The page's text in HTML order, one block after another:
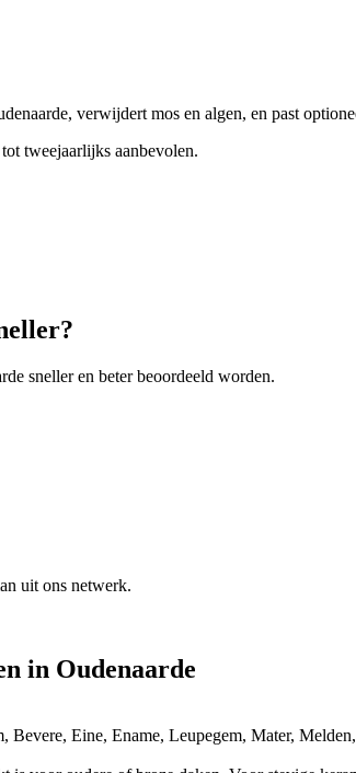
verwijdert mos en algen, en past
tweejaarlijks aanbevolen.
sneller en beter beoordeeld worden.
uit ons netwerk.
in Oudenaarde
Bevere, Eine, Ename, Leupegem, Mater,